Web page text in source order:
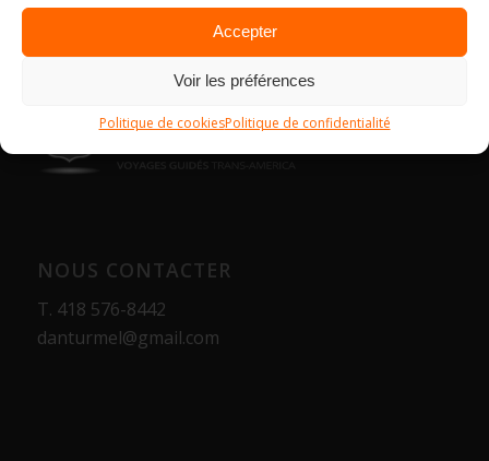
Accepter
Voir les préférences
Politique de cookiesPolitique de confidentialité
NOUS CONTACTER
T. 418 576-8442
danturmel@gmail.com